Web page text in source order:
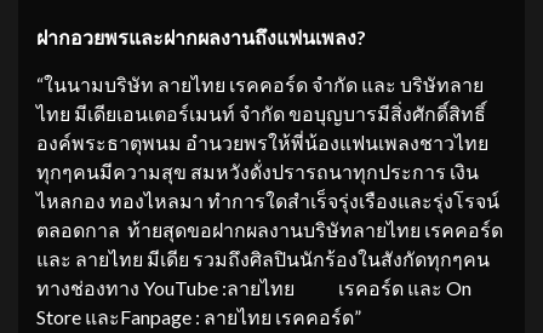
ฝากอวยพรและฝากผลงานถึงแฟนเพลง?
“ในนามบริษัท ลายไทย เรคคอร์ด จำกัด และ บริษัทลาย
ไทย มีเดียเอนเตอร์เมนท์ จำกัด ขอบุญบารมีสิ่งศักดิ์สิทธิ์
องค์พระธาตุพนม อำนวยพรให้พี่น้องแฟนเพลงชาวไทย
ทุกๆคนมีความสุข สมหวังดั่งปรารถนาทุกประการ เงิน
ไหลกอง ทองไหลมา ทำการใดสำเร็จรุ่งเรืองและรุ่งโรจน์
ตลอดกาล ท้ายสุดขอฝากผลงานบริษัทลายไทย เรคคอร์ด
และ ลายไทย มีเดีย รวมถึงศิลปินนักร้องในสังกัดทุกๆคน
ทางช่องทาง YouTube :ลายไทย เรคอร์ด และ On
Store และFanpage : ลายไทย เรคคอร์ด”